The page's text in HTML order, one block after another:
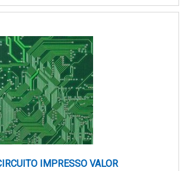
Possui revestimento
três camadas, onde a tecnologia
funciona....
IMPRESSO VALOR